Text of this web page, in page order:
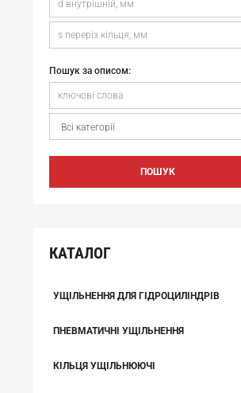
Пошук за описом:
ПОШУК
КАТАЛОГ
УЩІЛЬНЕННЯ ДЛЯ ГІДРОЦИЛІНДРІВ
ПНЕВМАТИЧНІ УЩІЛЬНЕННЯ
КІЛЬЦЯ УЩІЛЬНЮЮЧІ